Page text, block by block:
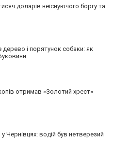
доларів неіснуючого боргу та
і порятунок собаки: як
отримав «Золотий хрест»
водій був нетверезий